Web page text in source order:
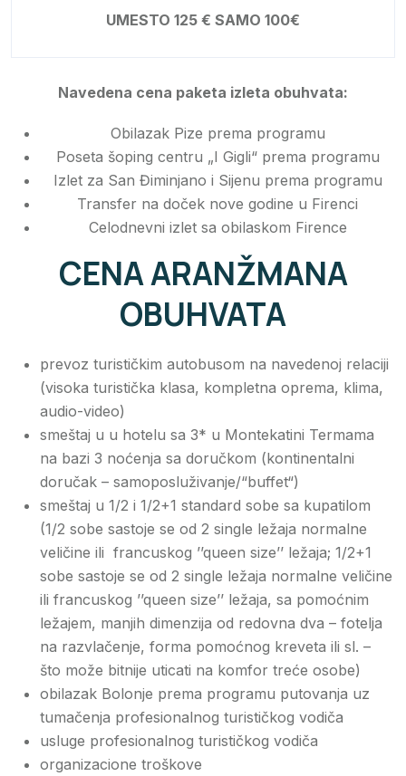
UMESTO 125 € SAMO 100€
Navedena cena paketa izleta obuhvata:
Obilazak Pize prema programu
Poseta šoping centru „I Gigli“ prema programu
Izlet za San Điminjano i Sijenu prema programu
Transfer na doček nove godine u Firenci
Celodnevni izlet sa obilaskom Firence
CENA ARANŽMANA
OBUHVATA
prevoz turističkim autobusom na navedenoj relaciji
(visoka turistička klasa, kompletna oprema, klima,
audio-video)
smeštaj u u hotelu sa 3* u Montekatini Termama
na bazi 3 noćenja sa doručkom (kontinentalni
doručak – samoposluživanje/“buffet“)
smeštaj u 1/2 i 1/2+1 standard sobe sa kupatilom
(1/2 sobe sastoje se od 2 single ležaja normalne
veličine ili francuskog ’’queen size’’ ležaja; 1/2+1
sobe sastoje se od 2 single ležaja normalne veličine
ili francuskog ’’queen size’’ ležaja, sa pomoćnim
ležajem, manjih dimenzija od redovna dva – fotelja
na razvlačenje, forma pomoćnog kreveta ili sl. –
što može bitnije uticati na komfor treće osobe)
obilazak Bolonje prema programu putovanja uz
tumačenja profesionalnog turističkog vodiča
usluge profesionalnog turističkog vodiča
organizacione troškove